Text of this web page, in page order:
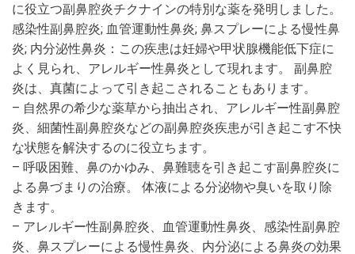
に役立つ副鼻腔炎チクナインの特別な薬を発明しました。
感染性副鼻腔炎; 血管運動性鼻炎; 鼻スプレーによる慢性鼻
炎; 内分泌性鼻炎：この疾患は妊婦や甲状腺機能低下症に
よく見られ、アレルギー性鼻炎として現れます。 副鼻腔
炎は、真菌によって引き起こされることもあります。
– 自然界の希少な薬草から抽出され、アレルギー性副鼻腔
炎、細菌性副鼻腔炎などの副鼻腔炎疾患が引き起こす不快
な状態を解決するのに役立ちます。
– 呼吸困難、鼻のかゆみ、鼻難聴を引き起こす副鼻腔炎に
よる鼻づまりの治療。 体液による分泌物や臭いを取り除
きます。
– アレルギー性副鼻腔炎、血管運動性鼻炎、感染性副鼻腔
炎、鼻スプレーによる慢性鼻炎、内分泌による鼻炎の効果